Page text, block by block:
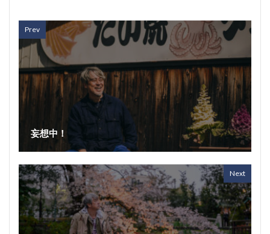
Prev
妄想中！
Next